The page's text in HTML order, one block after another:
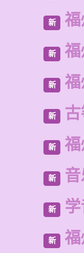
新
新
新
新
新
新
新
新